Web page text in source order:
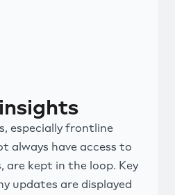
especially frontline
always have access to
are kept in the loop. Key
updates are displayed